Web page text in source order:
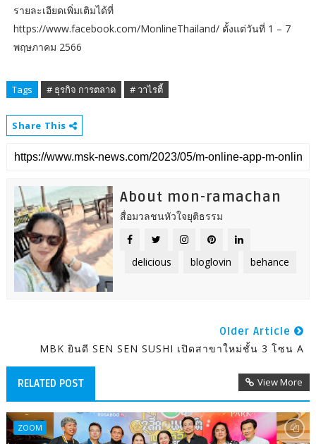
รายละเอียดเพิ่มเติมได้ที่
https://www.facebook.com/MonlineThailand/ ตั้งแต่วันที่ 1 – 7
พฤษภาคม 2566
Tags # ธุรกิจ การตลาด # วาไรตี้
Share This
About mon-ramachan
สื่อมวลชนหัวใจยุติธรรม
delicious bloglovin behance
Older Article
MBK ยินดี SEN SEN SUSHI เปิดสาขาใหม่ชั้น 3 โซน A
RELATED POST View More
ZOOM